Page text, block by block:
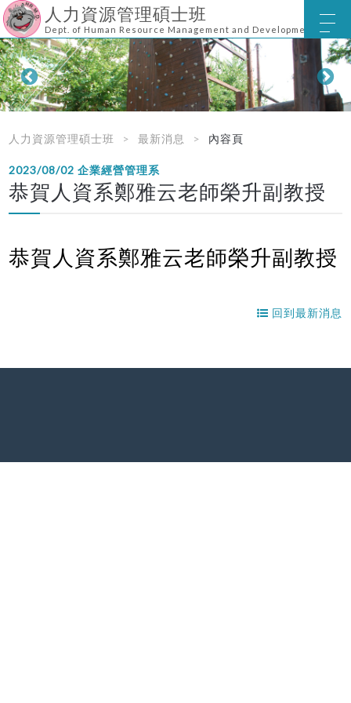
人力資源管理碩士班
Dept. of Human Resource Management and Development
人力資源管理碩士班 最新消息 內容頁
2023/08/02企業經營管理系
恭賀人資系鄭雅云老師榮升副教授
恭賀人資系鄭雅云老師榮升副教授
回到最新消息